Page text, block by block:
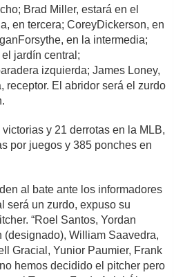
Brad Miller, estará en el
en tercera; CoreyDickerson, en
en la intermedia;
jardín central;
izquierda; James Loney,
receptor. El abridor será el zurdo
y 21 derrotas en la MLB,
por juegos y 385 ponches en
al bate ante los informadores
será un zurdo, expuso su
“Roel Santos, Yordan
(designado), William Saavedra,
Gracial, Yunior Paumier, Frank
hemos decidido el pitcher pero